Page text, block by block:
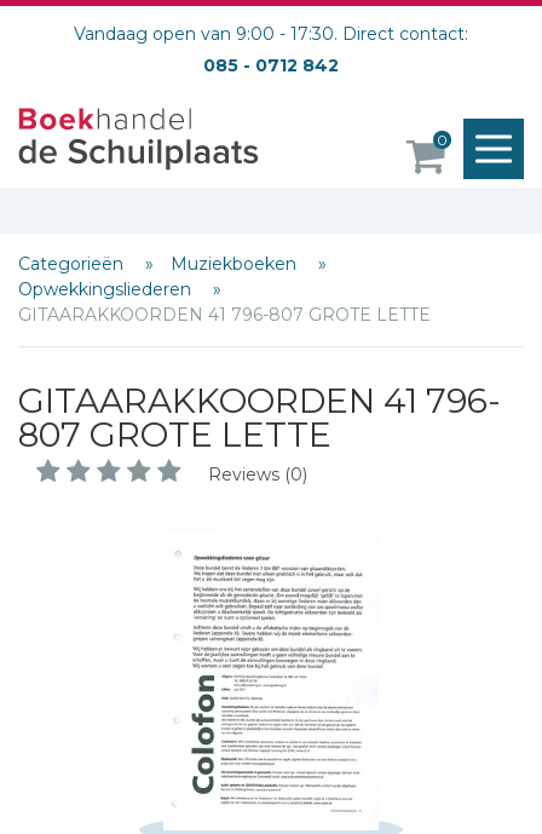
Vandaag open van 9:00 - 17:30. Direct contact:
085 - 0712 842
0
Categorieën
Muziekboeken
Opwekkingsliederen
GITAARAKKOORDEN 41 796-807 GROTE LETTE
GITAARAKKOORDEN 41 796-
807 GROTE LETTE
Reviews (0)
Schrijf hieronder je review!
Sterren
Naam *
E-mail *